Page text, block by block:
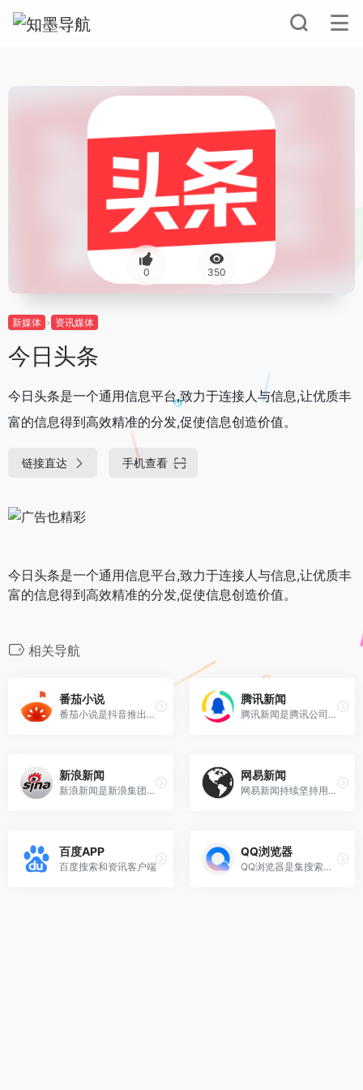
0 350
新媒体 资讯媒体
今日头条
今日头条是一个通用信息平台,致力于连接人与信息,让优质丰
富的信息得到高效精准的分发,促使信息创造价值。
链接直达 手机查看
今日头条是一个通用信息平台,致力于连接人与信息,让优质丰
富的信息得到高效精准的分发,促使信息创造价值。
相关导航
番茄小说
番茄小说是抖音推出的免费阅读产品,提供海量正版小说。
腾讯新闻
腾讯新闻是腾讯公司为用户打造的一款全天候、全方位、及时报道的新闻产品，为用户提供高效优质的资讯、视频和直播服务。
新浪新闻
新浪新闻是新浪集团旗下的智能信息平台，致力于利用大数据和人工智能技术，为用户提供更丰富、场景化和个性化的内容阅读体验。
网易新闻
网易新闻持续坚持用户至上，打造新闻为根基，有用有趣的内容资讯平台。
百度APP
百度搜索和资讯客户端
QQ浏览器
QQ浏览器是集搜索、阅读、娱乐、服务于一体的综合平台